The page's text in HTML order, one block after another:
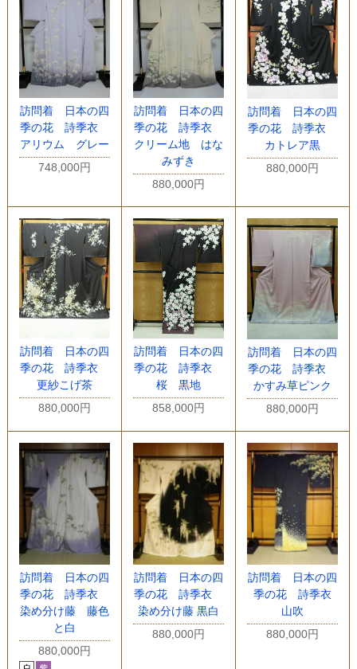
訪問着 日本の四
季の花 詩季衣
アリウム グレー
748,000円
訪問着 日本の四
季の花 詩季衣
クリーム地 はな
みずき
880,000円
訪問着 日本の四
季の花 詩季衣
カトレア黒
880,000円
訪問着 日本の四
季の花 詩季衣
更紗こげ茶
880,000円
訪問着 日本の四
季の花 詩季衣
桜 黒地
858,000円
訪問着 日本の四
季の花 詩季衣
かすみ草ピンク
880,000円
訪問着 日本の四
季の花 詩季衣
染め分け藤 藤色
と白
880,000円
訪問着 日本の四
季の花 詩季衣
染め分け藤 黒白
880,000円
訪問着 日本の四
季の花 詩季衣
山吹
880,000円